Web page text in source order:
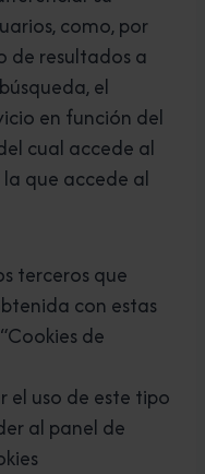
como, por
de resultados a
el
en función del
cual accede al
que accede al
terceros que
con estas
de
el uso de este tipo
al panel de